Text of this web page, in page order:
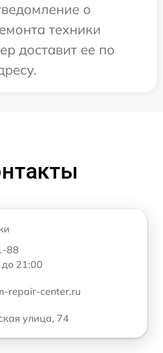
о
техники
доставит ее по
88
21:00
repair-center.ru
улица, 74